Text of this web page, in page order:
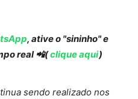
, ative o "sininho" e
real 📲(clique aqui)
sendo realizado nos